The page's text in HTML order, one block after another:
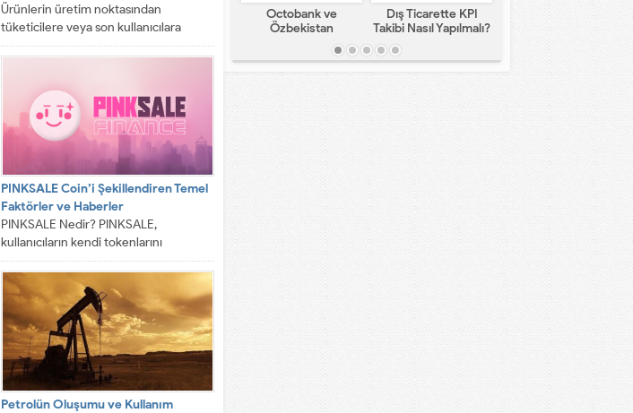
Ürünlerin üretim noktasından
tüketicilere veya son kullanıcılara
ulaştırılmasını kapsayan, karmaşık ve
PINKSALE Coin’i Şekillendiren Temel
Faktörler ve Haberler
PINKSALE Nedir? PINKSALE,
kullanıcıların kendi tokenlarını
oluşturmayı ve başlangıç satışlarını
kolayca düzenlemeyi sağlayan bir
kripto...
Petrolün Oluşumu ve Kullanım
Octobank ve
Özbekistan
Bankalarının Dijital
Finansal Altyapının
Gelişimindeki Yeni
Dış Ticarette KPI
Takibi Nasıl Yapılmalı?